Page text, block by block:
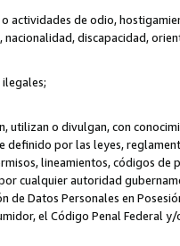
actividades de odio,
discapacidad,
utilizan o divulgan, con
definido por las leyes,
lineamientos, códigos
cualquier autoridad
de Datos Personales en
el Código Penal Federal